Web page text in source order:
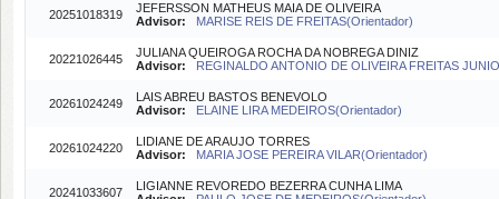
20251018319
JEFERSSON MATHEUS MAIA DE OLIVEIRA
Advisor:
MARISE REIS DE FREITAS(Orientador)
20221026445
JULIANA QUEIROGA ROCHA DA NOBREGA DINIZ
Advisor:
REGINALDO ANTONIO DE OLIVEIRA FREITAS
20261024249
LAIS ABREU BASTOS BENEVOLO
Advisor:
ELAINE LIRA MEDEIROS(Orientador)
20261024220
LIDIANE DE ARAUJO TORRES
Advisor:
MARIA JOSE PEREIRA VILAR(Orientador)
20241033607
LIGIANNE REVOREDO BEZERRA CUNHA LIMA